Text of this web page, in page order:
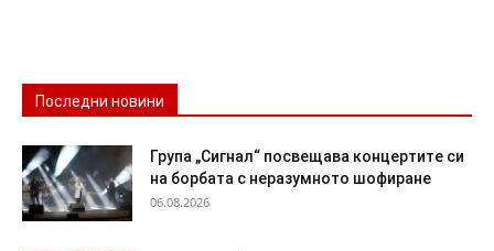
Последни новини
Група „Сигнал“ посвещава концертите си
на борбата с неразумното шофиране
06.08.2026